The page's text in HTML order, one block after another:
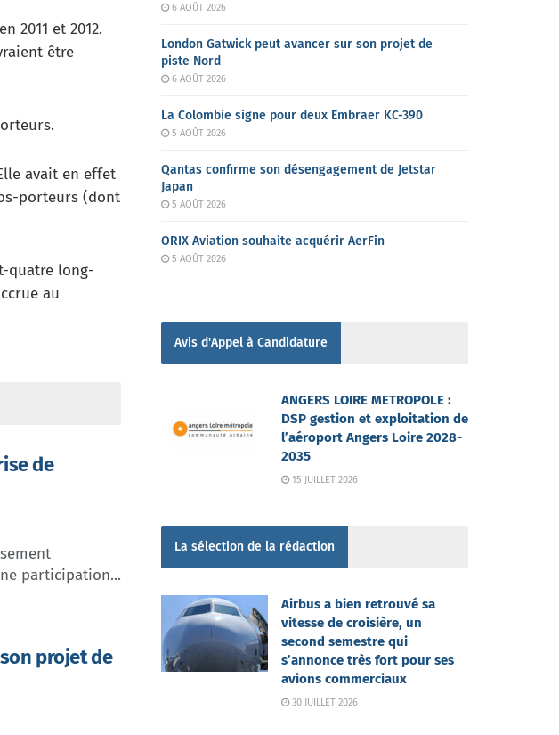
2011 et 2012.
être
avait en effet
porteurs (dont
quatre long-
au
de
participation...
projet de
6 AOÛT 2026
London Gatwick peut avancer sur son projet de
piste Nord
6 AOÛT 2026
La Colombie signe pour deux Embraer KC-390
5 AOÛT 2026
Qantas confirme son désengagement de Jetstar
Japan
5 AOÛT 2026
ORIX Aviation souhaite acquérir AerFin
5 AOÛT 2026
Avis d'Appel à Candidature
ANGERS LOIRE METROPOLE :
DSP gestion et exploitation de
l’aéroport Angers Loire 2028-
2035
15 JUILLET 2026
La sélection de la rédaction
Airbus a bien retrouvé sa
vitesse de croisière, un
second semestre qui
s’annonce très fort pour ses
avions commerciaux
30 JUILLET 2026